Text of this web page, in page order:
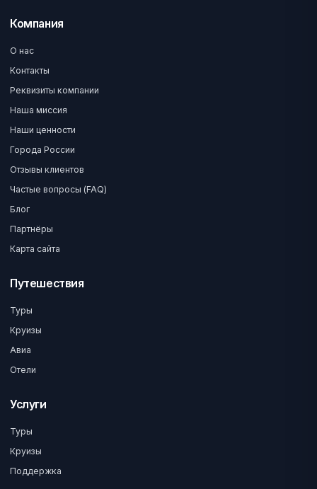
Компания
О нас
Контакты
Реквизиты компании
Наша миссия
Наши ценности
Города России
Отзывы клиентов
Частые вопросы (FAQ)
Блог
Партнёры
Карта сайта
Путешествия
Туры
Круизы
Авиа
Отели
Услуги
Туры
Круизы
Поддержка